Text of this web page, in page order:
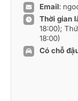
Email:
Thời gian
18:00);
18:00)
Có chỗ